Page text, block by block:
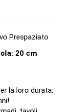
Prespaziato
20 cm
la loro durata: